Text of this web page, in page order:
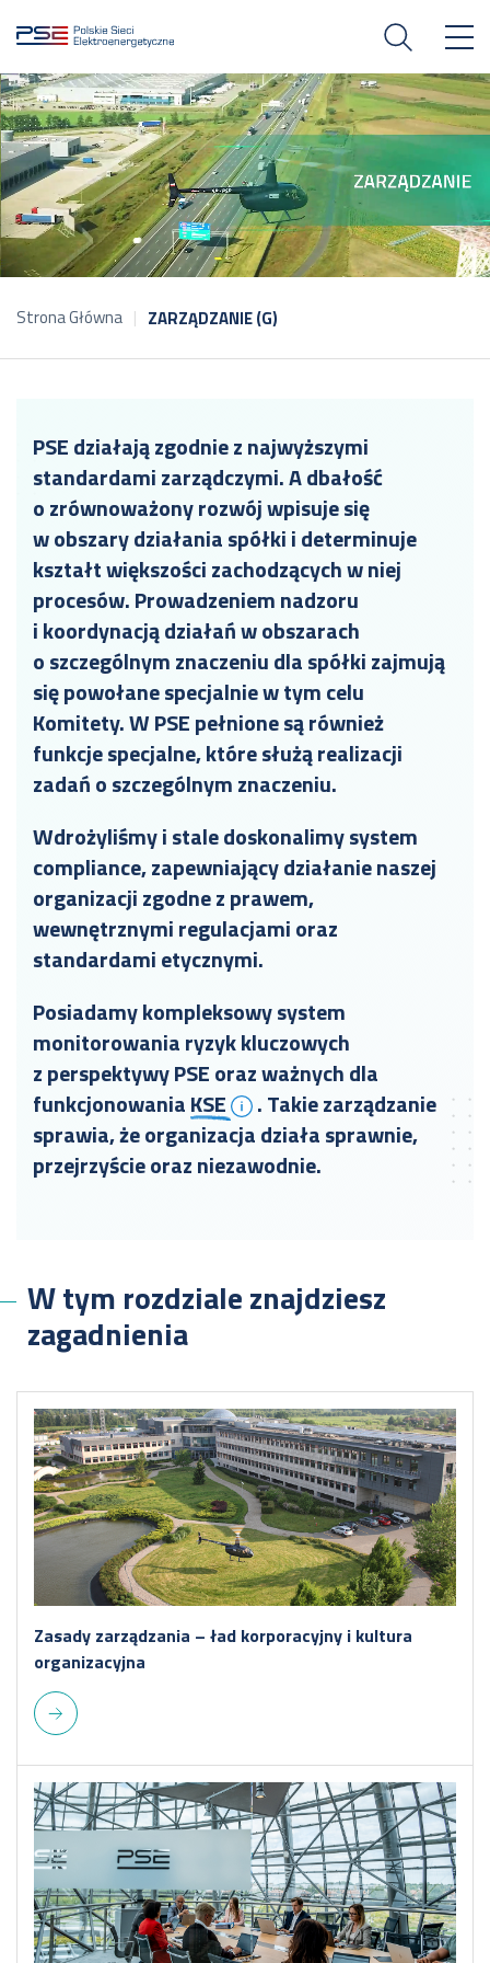
Strona Główna ZARZĄDZANIE (G)
PSE działają zgodnie z najwyższymi
standardami zarządczymi. A dbałość
o zrównoważony rozwój wpisuje się
w obszary działania spółki i determinuje
kształt większości zachodzących w niej
procesów.Prowadzeniem nadzoru
i koordynacją działań w obszarach
o szczególnym znaczeniu dla spółki zajmują
się powołane specjalnie w tym celu
Komitety. W PSE pełnione są również
funkcje specjalne, które służą realizacji
zadań o szczególnym znaczeniu.
Wdrożyliśmy i stale doskonalimy system
compliance, zapewniający działanie naszej
organizacji zgodne z prawem,
wewnętrznymi regulacjami oraz
standardami etycznymi.
Posiadamy kompleksowy system
monitorowania ryzyk kluczowych
z perspektywy PSE oraz ważnych dla
funkcjonowaniaKSE
. Takie zarządzanie
sprawia, że organizacja działa sprawnie,
przejrzyście oraz niezawodnie.
W tym rozdziale znajdziesz
zagadnienia
Zasady zarządzania – ład korporacyjny i kultura
organizacyjna